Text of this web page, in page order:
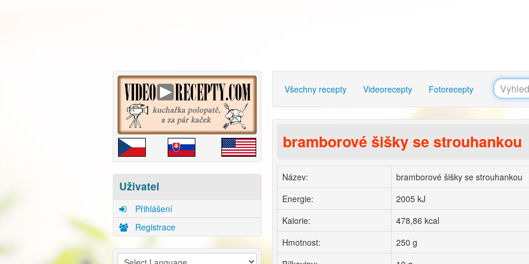
Uživatel
Přihlášení
Registrace
Všechny recepty Videorecepty Fotorecepty
bramborové šišky se strouhankou
Název:
bramborové šišky se strouhankou
Energie:
2005 kJ
Kalorie:
478,86 kcal
Hmotnost:
250 g